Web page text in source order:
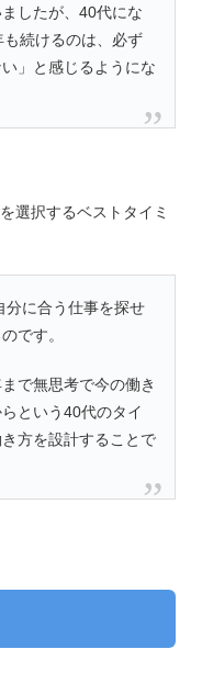
したが、40代にな
続けるのは、必ず
」と感じるようにな
選択するベストタイミ
分に合う仕事を探せ
です。
で無思考で今の働き
という40代のタイ
方を設計することで